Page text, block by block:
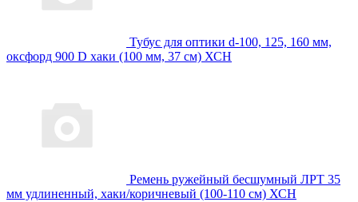
Тубус для оптики d-100, 125, 160 мм,
оксфорд 900 D хаки (100 мм, 37 см) ХСН
Ремень ружейный бесшумный ЛРТ 35
мм удлиненный, хаки/коричневый (100-110 см) ХСН